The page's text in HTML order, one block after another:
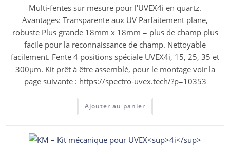
Multi-fentes sur mesure pour l'UVEX4i en quartz.
Avantages: Transparente aux UV Parfaitement plane,
robuste Plus grande 18mm x 18mm = plus de champ plus
facile pour la reconnaissance de champ. Nettoyable
facilement. Fente 4 positions spéciale UVEX4i, 15, 25, 35 et
300µm. Kit prêt à être assemblé, pour le montage voir la
page suivante : https://spectro-uvex.tech/?p=10353
Ajouter au panier